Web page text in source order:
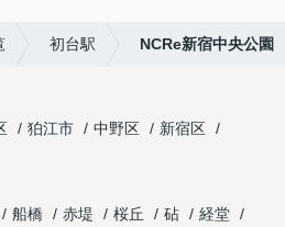
初台駅 NCRe新宿中央公園
狛江市 中野区
新宿区
船橋 赤堤 桜丘 砧
経堂